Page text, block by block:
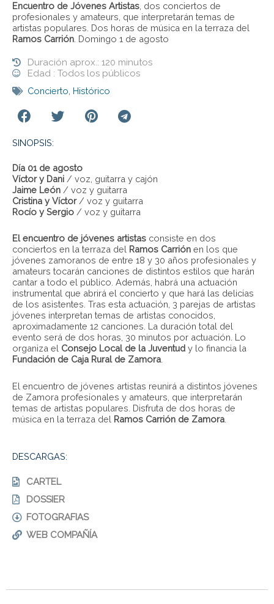
Encuentro de Jóvenes Artistas , dos conciertos de
profesionales y amateurs, que interpretarán temas de
artistas populares. Dos horas de música en la terraza del
Ramos Carrión . Domingo 1 de agosto
Duración aprox.: 120 minutos
Edad : Todos los públicos
Concierto Histórico
SINOPSIS:
Día 01 de agosto
Víctor y Dani / voz, guitarra y cajón
Jaime León / voz y guitarra
Cristina y Víctor/ voz y guitarra
Rocío y Sergio / voz y guitarra
El encuentro de jóvenes artistas consiste en dos
conciertos en la terraza del Ramos Carrión en los que
jóvenes zamoranos de entre 18 y 30 años profesionales y
amateurs tocarán canciones de distintos estilos que harán
cantar a todo el público. Además, habrá una actuación
instrumental que abrirá el concierto y que hará las delicias
de los asistentes. Tras esta actuación, 3 parejas de artistas
jóvenes interpretan temas de artistas conocidos,
aproximadamente 12 canciones. La duración total del
evento será de dos horas, 30 minutos por actuación. Lo
organiza el Consejo Local de la Juventud y lo financia la
Fundación de Caja Rural de Zamora.
El encuentro de jóvenes artistas reunirá a distintos jóvenes
de Zamora profesionales y amateurs, que interpretarán
temas de artistas populares. Disfruta de dos horas de
música en la terraza del Ramos Carrión de Zamora
DESCARGAS:
CARTEL
DOSSIER
FOTOGRAFIAS
WEB COMPAÑÍA